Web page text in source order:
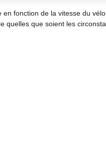
fonction de la vitesse du
quelles que soient les